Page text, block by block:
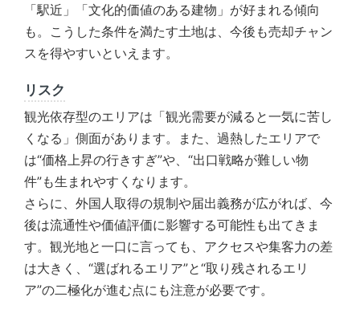
「駅近」「文化的価値のある建物」が好まれる傾向
も。こうした条件を満たす土地は、今後も売却チャン
スを得やすいといえます。
リスク
観光依存型のエリアは「観光需要が減ると一気に苦し
くなる」側面があります。また、過熱したエリアで
は“価格上昇の行きすぎ”や、“出口戦略が難しい物
件”も生まれやすくなります。
さらに、外国人取得の規制や届出義務が広がれば、今
後は流通性や価値評価に影響する可能性も出てきま
す。観光地と一口に言っても、アクセスや集客力の差
は大きく、“選ばれるエリア”と“取り残されるエリ
ア”の二極化が進む点にも注意が必要です。